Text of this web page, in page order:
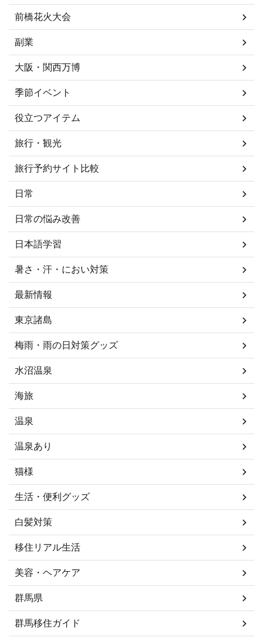
前橋花火大会
副業
大阪・関西万博
季節イベント
役立つアイテム
旅行・観光
旅行予約サイト比較
日常
日常の悩み改善
日本語学習
暑さ・汗・におい対策
最新情報
東京諸島
梅雨・雨の日対策グッズ
水沼温泉
海旅
温泉
温泉あり
猫様
生活・便利グッズ
白髪対策
移住リアル生活
美容・ヘアケア
群馬県
群馬移住ガイド